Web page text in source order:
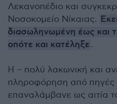
Λεκανοπέδιο και
Νοσοκομείο Νίκαιας.
διασωληνωμένη έως και
οπότε και κατέληξε.
Η – πολύ λακωνική και
πληροφόρηση από πηγές
επαναλάμβανε ως αιτία